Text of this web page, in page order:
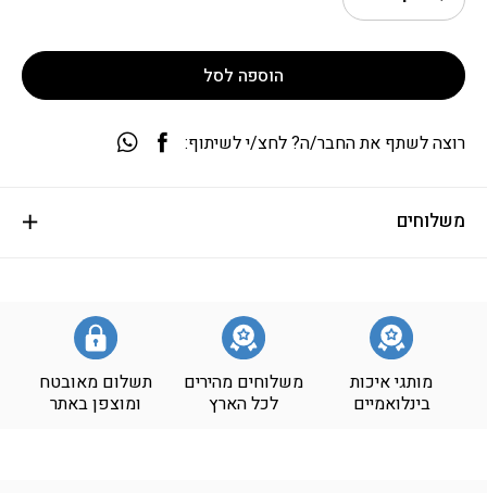
הוספה לסל
משלוחים
מותגי איכות
בינלואמיים
משלוחים מהירים
לכל הארץ
תשלום מאובטח
ומוצפן באתר
רוצה לשתף את החבר/ה? לחצ/י לשיתוף: